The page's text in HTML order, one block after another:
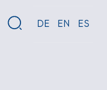
DE EN ES